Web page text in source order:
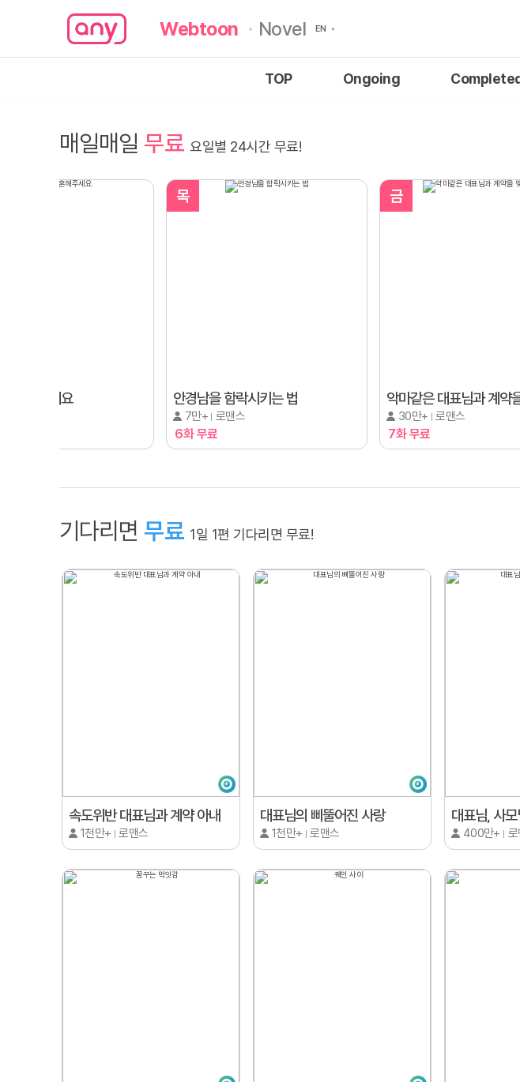
Webtoon Novel
TOP Ongoing
매일매일 무료 요일별 24시간 무료!
혼해주세요
목
안경남을 함락시키는 법
7만+ 로맨스
6화 무료
금
악마같은 대표님과 계약
30만+ 로맨스
7화 무료
기다리면 무료 1일 1편 기다리면 무료!
속도위반 대표님과 계약 아내
1천만+ 로맨스
대표님의 삐뚤어진 사랑
1천만+ 로맨스
대표님, 사
400만+